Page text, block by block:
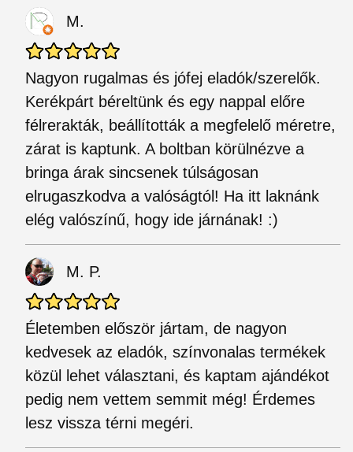
M.
Nagyon rugalmas és jófej eladók/szerelők.
Kerékpárt béreltünk és egy nappal előre
félrerakták, beállították a megfelelő méretre,
zárat is kaptunk. A boltban körülnézve a
bringa árak sincsenek túlságosan
elrugaszkodva a valóságtól! Ha itt laknánk
elég valószínű, hogy ide járnának! :)
M. P.
Életemben először jártam, de nagyon
kedvesek az eladók, színvonalas termékek
közül lehet választani, és kaptam ajándékot
pedig nem vettem semmit még! Érdemes
lesz vissza térni megéri.